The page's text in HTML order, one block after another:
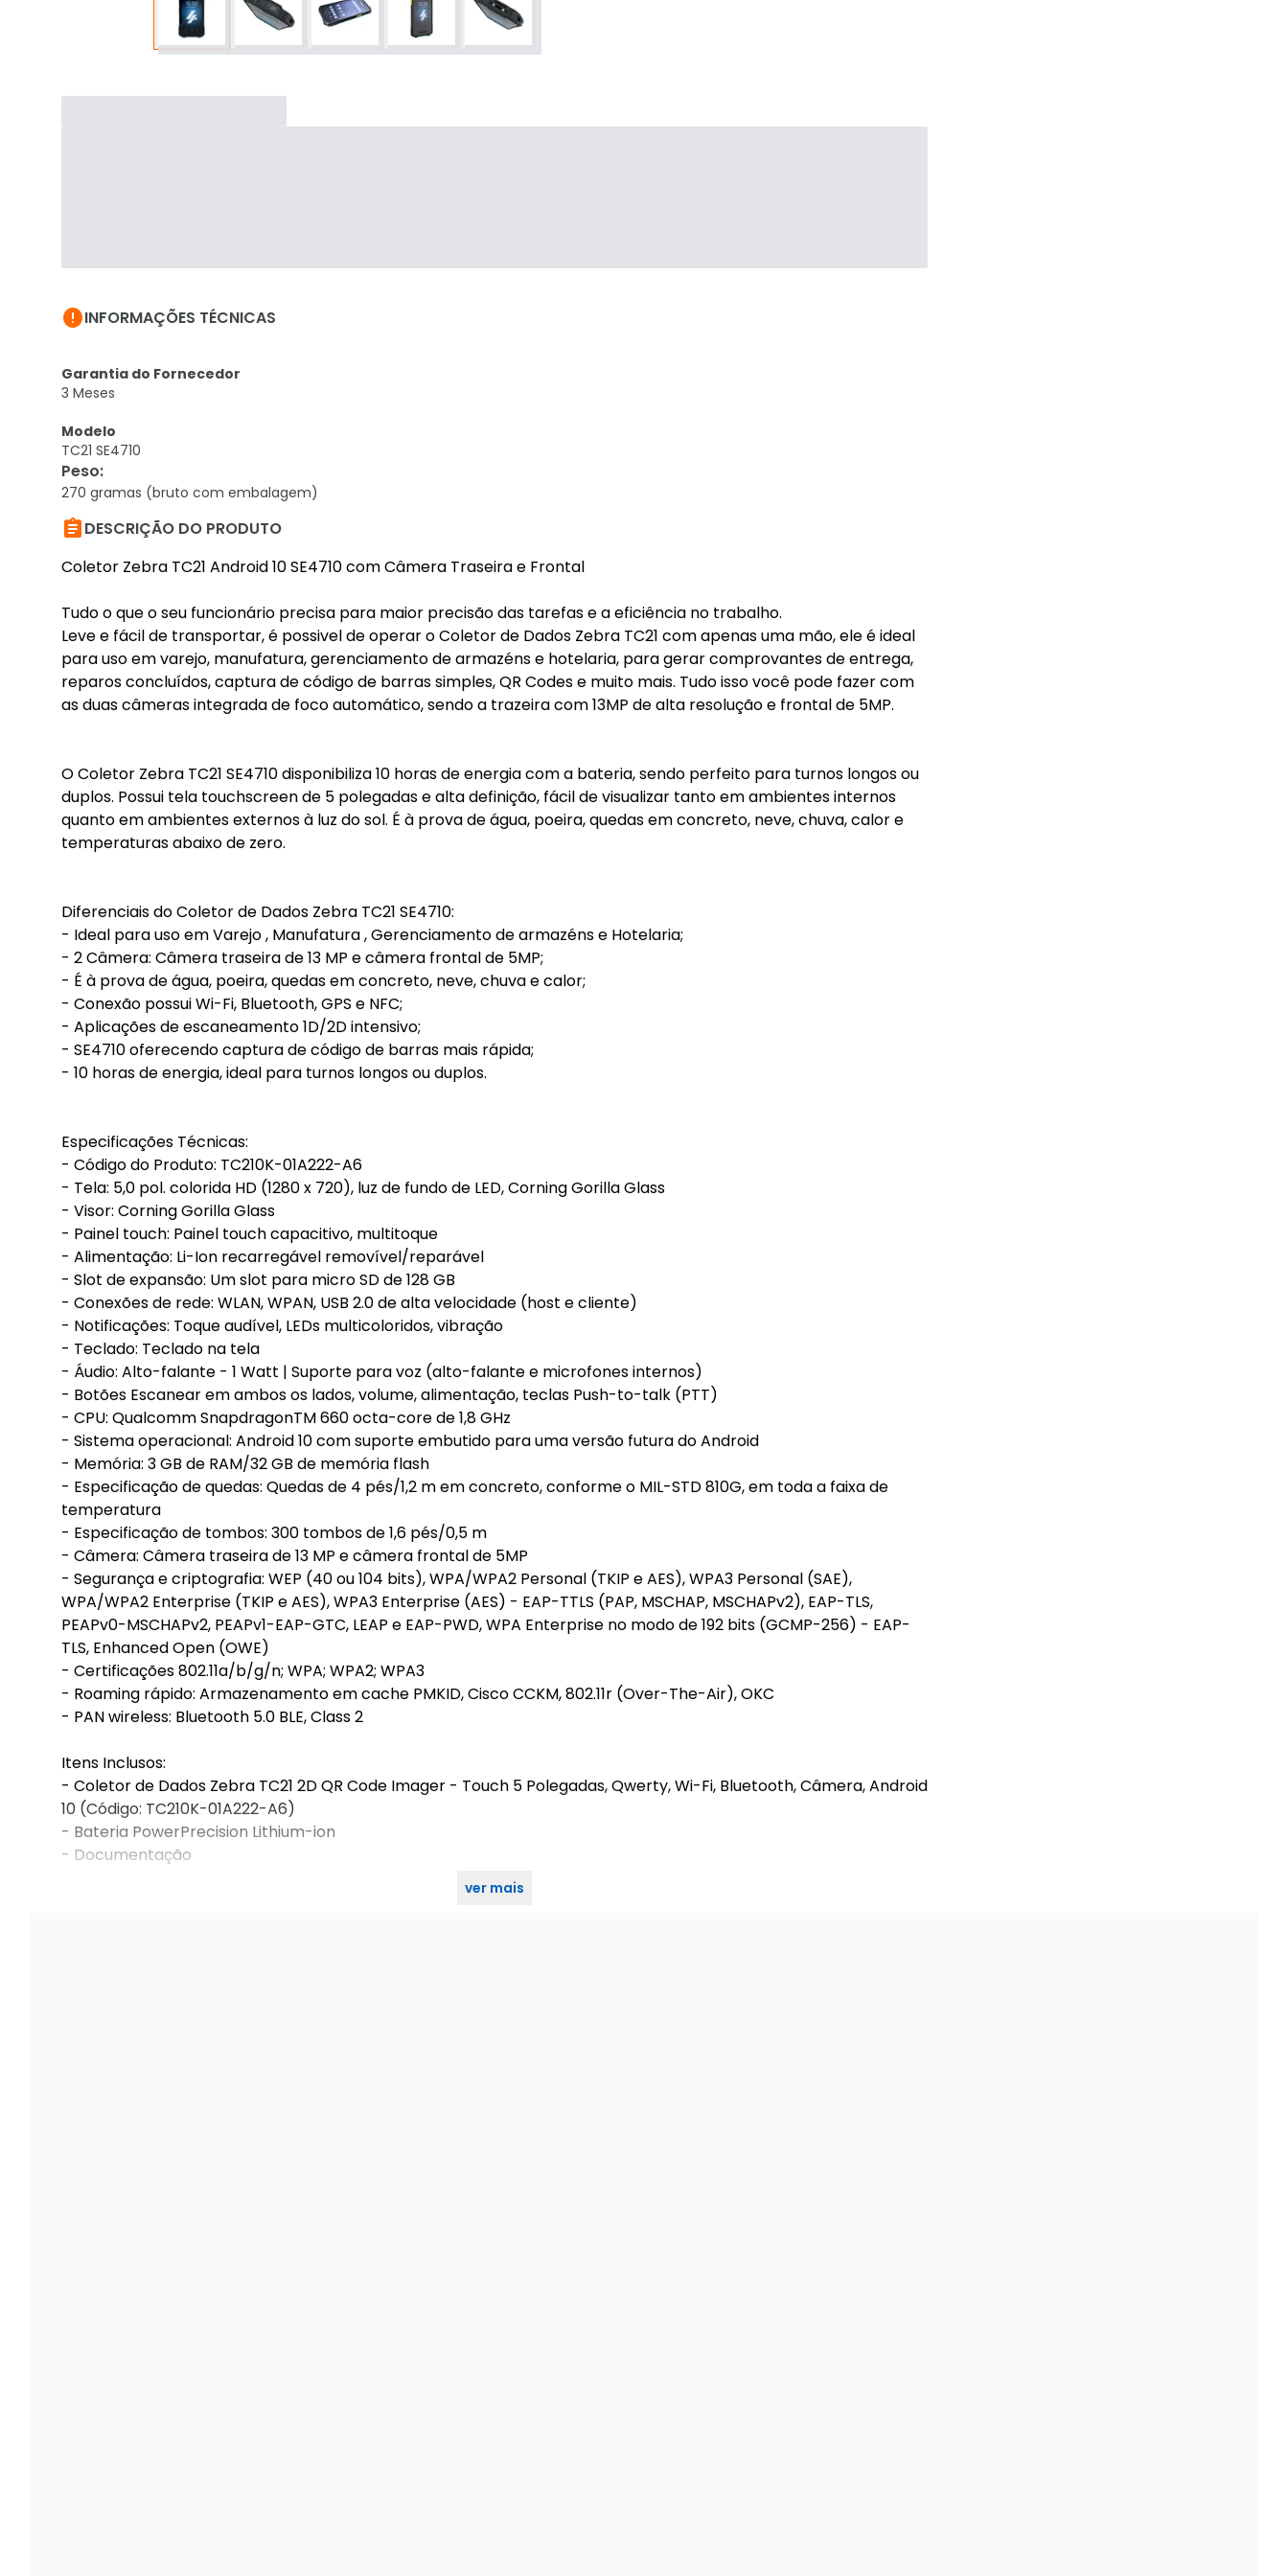
INFORMAÇÕES TÉCNICAS
Garantia do Fornecedor
3 Meses
Modelo
TC21 SE4710
Peso:
270 gramas (bruto com embalagem)
DESCRIÇÃO DO PRODUTO
Coletor Zebra TC21 Android 10 SE4710 com Câmera Traseira e Frontal
Tudo o que o seu funcionário precisa para maior precisão das tarefas e a eficiência no trabalho.
Leve e fácil de transportar, é possivel de operar o Coletor de Dados Zebra TC21 com apenas uma mão, ele é ideal
para uso em varejo, manufatura, gerenciamento de armazéns e hotelaria, para gerar comprovantes de entrega,
reparos concluídos, captura de código de barras simples, QR Codes e muito mais. Tudo isso você pode fazer com
as duas câmeras integrada de foco automático, sendo a trazeira com 13MP de alta resolução e frontal de 5MP.
O Coletor Zebra TC21 SE4710 disponibiliza 10 horas de energia com a bateria, sendo perfeito para turnos longos ou
duplos. Possui tela touchscreen de 5 polegadas e alta definição, fácil de visualizar tanto em ambientes internos
quanto em ambientes externos à luz do sol. É à prova de água, poeira, quedas em concreto, neve, chuva, calor e
temperaturas abaixo de zero.
Diferenciais do Coletor de Dados Zebra TC21 SE4710:
- Ideal para uso em Varejo , Manufatura , Gerenciamento de armazéns e Hotelaria;
- 2 Câmera: Câmera traseira de 13 MP e câmera frontal de 5MP;
- É à prova de água, poeira, quedas em concreto, neve, chuva e calor;
- Conexão possui Wi-Fi, Bluetooth, GPS e NFC;
- Aplicações de escaneamento 1D/2D intensivo;
- SE4710 oferecendo captura de código de barras mais rápida;
- 10 horas de energia, ideal para turnos longos ou duplos.
Especificações Técnicas:
- Código do Produto: TC210K-01A222-A6
- Tela: 5,0 pol. colorida HD (1280 x 720), luz de fundo de LED, Corning Gorilla Glass
- Visor: Corning Gorilla Glass
- Painel touch: Painel touch capacitivo, multitoque
- Alimentação: Li-Ion recarregável removível/reparável
- Slot de expansão: Um slot para micro SD de 128 GB
- Conexões de rede: WLAN, WPAN, USB 2.0 de alta velocidade (host e cliente)
- Notificações: Toque audível, LEDs multicoloridos, vibração
- Teclado: Teclado na tela
- Áudio: Alto-falante - 1 Watt | Suporte para voz (alto-falante e microfones internos)
- Botões Escanear em ambos os lados, volume, alimentação, teclas Push-to-talk (PTT)
- CPU: Qualcomm SnapdragonTM 660 octa-core de 1,8 GHz
- Sistema operacional: Android 10 com suporte embutido para uma versão futura do Android
- Memória: 3 GB de RAM/32 GB de memória flash
- Especificação de quedas: Quedas de 4 pés/1,2 m em concreto, conforme o MIL-STD 810G, em toda a faixa de
temperatura
- Especificação de tombos: 300 tombos de 1,6 pés/0,5 m
- Câmera: Câmera traseira de 13 MP e câmera frontal de 5MP
- Segurança e criptografia: WEP (40 ou 104 bits), WPA/WPA2 Personal (TKIP e AES), WPA3 Personal (SAE),
WPA/WPA2 Enterprise (TKIP e AES), WPA3 Enterprise (AES) - EAP-TTLS (PAP, MSCHAP, MSCHAPv2), EAP-TLS,
PEAPv0-MSCHAPv2, PEAPv1-EAP-GTC, LEAP e EAP-PWD, WPA Enterprise no modo de 192 bits (GCMP-256) - EAP-
TLS, Enhanced Open (OWE)
- Certificações 802.11a/b/g/n; WPA; WPA2; WPA3
- Roaming rápido: Armazenamento em cache PMKID, Cisco CCKM, 802.11r (Over-The-Air), OKC
- PAN wireless: Bluetooth 5.0 BLE, Class 2
Itens Inclusos:
- Coletor de Dados Zebra TC21 2D QR Code Imager - Touch 5 Polegadas, Qwerty, Wi-Fi, Bluetooth, Câmera, Android
10 (Código: TC210K-01A222-A6)
- Bateria PowerPrecision Lithium-ion
- Documentação
ver mais